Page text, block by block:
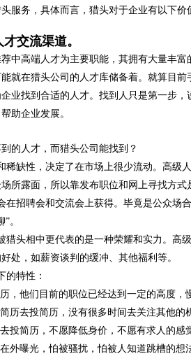
服务，具体而言，猎头对于企业有以下价
交流渠道。
中高端人才为主要职能，其拥有大量丰
就在猎头公司的人才库储备着。就算目
业找到合适的人才。找到人只是第一步
助企业发展。
的人才，而猎头公司能找到？
稀缺性，决定了在市场上很少流动。高级
场所露面，所以靠发布职位和网上寻找
在招聘会和交流会上获得。毕竟是公众场
。
猎头相中更代表的是一种荣耀和实力。高
处，如薪资谈判的缓冲、其他福利等。
的特性：
，他们目前的职位已经达到一定的高度，
历去投简历，没有很多时间去关注其他的
投简历，不愿降低身价，不愿有求人的感
外曝光，怕被骚扰，怕被人知道跳槽的想